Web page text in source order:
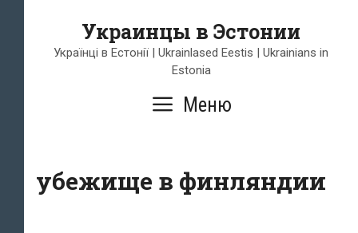
содержимому
Украинцы в Эстонии
Українці в Естонії | Ukrainlased Eestis | Ukrainians in
Estonia
Меню
убежище в финляндии